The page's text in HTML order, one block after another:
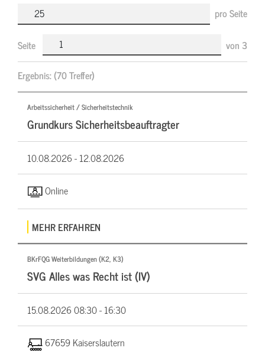
pro Seite
Seite von 3
Ergebnis:(70 Treffer)
Arbeitssicherheit / Sicherheitstechnik
Grundkurs Sicherheitsbeauftragter
10.08.2026 -12.08.2026
Online
MEHR ERFAHREN
BKrFQG Weiterbildungen (K2, K3)
SVG Alles was Recht ist (IV)
15.08.202608:30 - 16:30
67659 Kaiserslautern